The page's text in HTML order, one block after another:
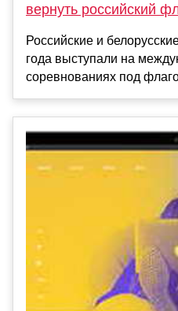
вернуть российский
Российские и
года выступали на
соревнованиях под